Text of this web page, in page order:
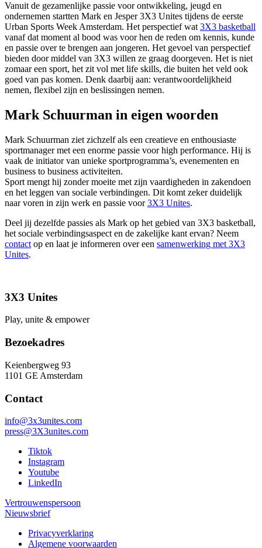
Vanuit de gezamenlijke passie voor ontwikkeling, jeugd en
ondernemen startten Mark en Jesper 3X3 Unites tijdens de eerste
Urban Sports Week Amsterdam. Het perspectief wat 3X3 basketball
vanaf dat moment al bood was voor hen de reden om kennis, kunde
en passie over te brengen aan jongeren. Het gevoel van perspectief
bieden door middel van 3X3 willen ze graag doorgeven. Het is niet
zomaar een sport, het zit vol met life skills, die buiten het veld ook
goed van pas komen. Denk daarbij aan: verantwoordelijkheid
nemen, flexibel zijn en beslissingen nemen.
Mark Schuurman in eigen woorden
Mark Schuurman ziet zichzelf als een creatieve en enthousiaste
sportmanager met een enorme passie voor high performance. Hij is
vaak de initiator van unieke sportprogramma’s, evenementen en
business to business activiteiten.
Sport mengt hij zonder moeite met zijn vaardigheden in zakendoen
en het leggen van sociale verbindingen. Dit komt zeker duidelijk
naar voren in zijn werk en passie voor3X3 Unites.
Deel jij dezelfde passies als Mark op het gebied van 3X3 basketball,
het sociale verbindingsaspect en de zakelijke kant ervan? Neem
contact op en laat je informeren over een samenwerking met 3X3
Unites.
3X3 Unites
Play, unite & empower
Bezoekadres
Keienbergweg 93
1101 GE Amsterdam
Contact
info@3x3unites.com
press@3X3unites.com
Tiktok
Instagram
Youtube
LinkedIn
Vertrouwenspersoon
Nieuwsbrief
Privacyverklaring
Algemene voorwaarden